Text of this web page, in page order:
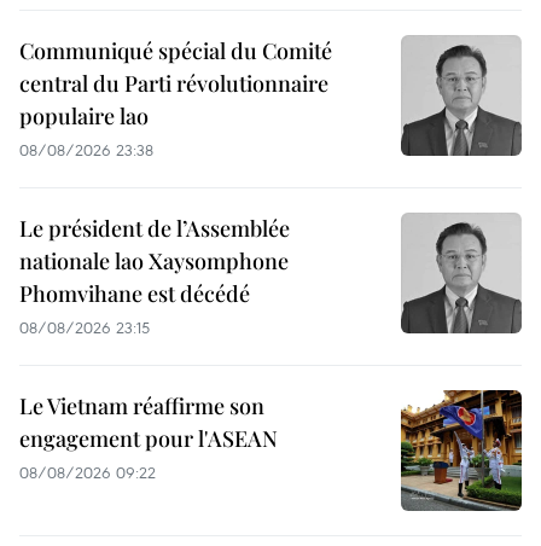
Communiqué spécial du Comité
central du Parti révolutionnaire
populaire lao
08/08/2026 23:38
Le président de l’Assemblée
nationale lao Xaysomphone
Phomvihane est décédé
08/08/2026 23:15
Le Vietnam réaffirme son
engagement pour l'ASEAN
08/08/2026 09:22